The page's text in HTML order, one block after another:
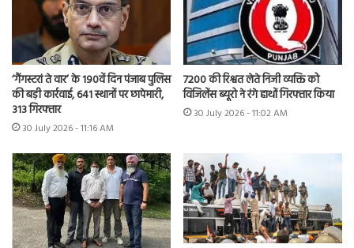
‘गैंगस्टरां ते वार’ के 190वें दिन पंजाब पुलिस
की बड़ी कार्रवाई, 641 स्थानों पर छापेमारी,
313 गिरफ्तार
30 July 2026 - 11:16 AM
7200 की रिश्वत लेते निजी व्यक्ति को
विजिलेंस ब्यूरो ने रंगे हाथों गिरफ्तार किया
30 July 2026 - 11:02 AM